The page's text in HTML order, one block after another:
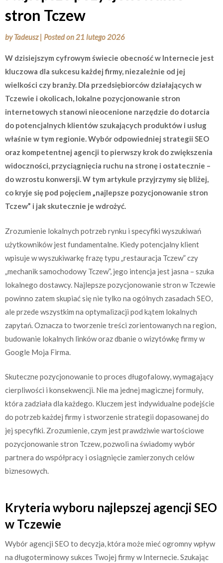
stron Tczew
byTadeusz | Posted on21 lutego 2026
W dzisiejszym cyfrowym świecie obecność w Internecie jest
kluczowa dla sukcesu każdej firmy, niezależnie od jej
wielkości czy branży. Dla przedsiębiorców działających w
Tczewie i okolicach, lokalne pozycjonowanie stron
internetowych stanowi nieocenione narzędzie do dotarcia
do potencjalnych klientów szukających produktów i usług
właśnie w tym regionie. Wybór odpowiedniej strategii SEO
oraz kompetentnej agencji to pierwszy krok do zwiększenia
widoczności, przyciągnięcia ruchu na stronę i ostatecznie –
do wzrostu konwersji. W tym artykule przyjrzymy się bliżej,
co kryje się pod pojęciem „najlepsze pozycjonowanie stron
Tczew” i jak skutecznie je wdrożyć.
Zrozumienie lokalnych potrzeb rynku i specyfiki wyszukiwań
użytkowników jest fundamentalne. Kiedy potencjalny klient
wpisuje w wyszukiwarkę frazę typu „restauracja Tczew” czy
„mechanik samochodowy Tczew”, jego intencja jest jasna – szuka
lokalnego dostawcy. Najlepsze pozycjonowanie stron w Tczewie
powinno zatem skupiać się nie tylko na ogólnych zasadach SEO,
ale przede wszystkim na optymalizacji pod kątem lokalnych
zapytań. Oznacza to tworzenie treści zorientowanych na region,
budowanie lokalnych linków oraz dbanie o wizytówkę firmy w
Google Moja Firma.
Skuteczne pozycjonowanie to proces długofalowy, wymagający
cierpliwości i konsekwencji. Nie ma jednej magicznej formuły,
która zadziała dla każdego. Kluczem jest indywidualne podejście
do potrzeb każdej firmy i stworzenie strategii dopasowanej do
jej specyfiki. Zrozumienie, czym jest prawdziwie wartościowe
pozycjonowanie stron Tczew, pozwoli na świadomy wybór
partnera do współpracy i osiągnięcie zamierzonych celów
biznesowych.
Kryteria wyboru najlepszej agencji SEO
w Tczewie
Wybór agencji SEO to decyzja, która może mieć ogromny wpływ
na długoterminowy sukces Twojej firmy w Internecie. Szukając